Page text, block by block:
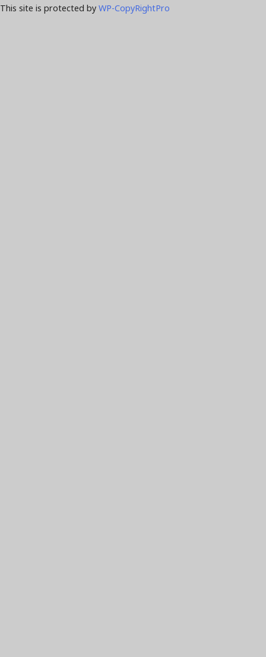
This site is protected by WP-CopyRightPro